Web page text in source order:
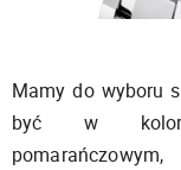
Mamy do wyboru
być w